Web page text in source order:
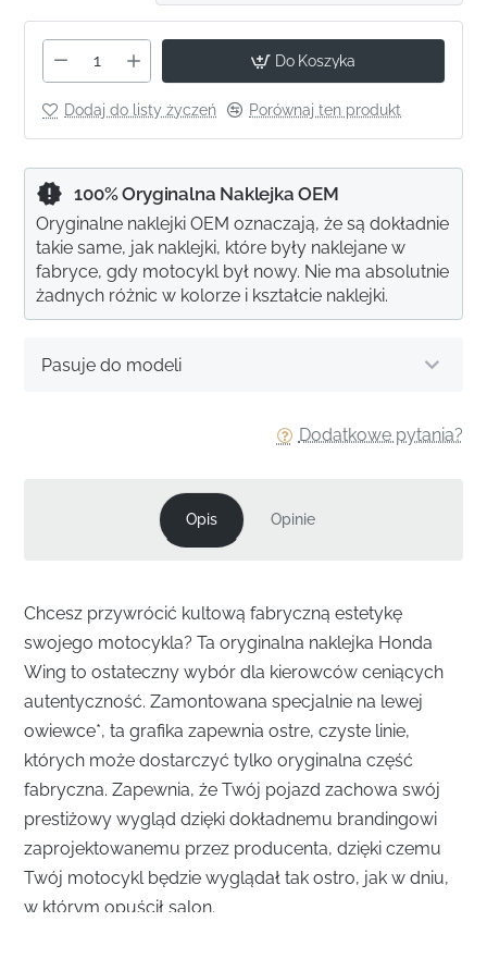
Do Koszyka
Dodaj do listy życzeń Porównaj ten produkt
Dodatkowe pytania?
Pasuje do modeli
100% Oryginalna Naklejka OEM
Oryginalne naklejki OEM oznaczają, że są dokładnie
takie same, jak naklejki, które były naklejane w
fabryce, gdy motocykl był nowy. Nie ma absolutnie
żadnych różnic w kolorze i kształcie naklejki.
Opis Opinie
Chcesz przywrócić kultową fabryczną estetykę
swojego motocykla? Ta oryginalna naklejka Honda
Wing to ostateczny wybór dla kierowców ceniących
autentyczność. Zamontowana specjalnie na lewej
owiewce*, ta grafika zapewnia ostre, czyste linie,
których może dostarczyć tylko oryginalna część
fabryczna. Zapewnia, że Twój pojazd zachowa swój
prestiżowy wygląd dzięki dokładnemu brandingowi
zaprojektowanemu przez producenta, dzięki czemu
Twój motocykl będzie wyglądał tak ostro, jak w dniu,
w którym opuścił salon.